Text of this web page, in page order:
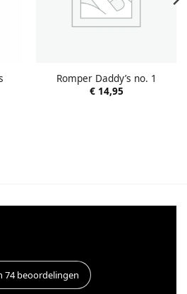
Romper Daddy’s no. 1
€14,95
74 beoordelingen